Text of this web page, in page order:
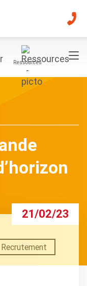
Ressources
21/02/23
Recrutement